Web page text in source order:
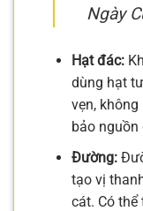
Ngày
Hạt đác:
dùng hạt
vẹn,
bảo nguồn
Đường:
tạo vị
cát. Có